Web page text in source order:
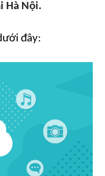
Hà Nội.
đây: